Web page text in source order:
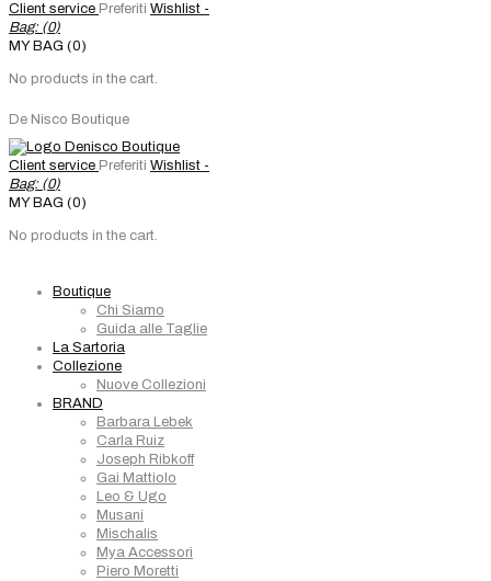
Client service Preferiti Wishlist -
Bag: (0)
MY BAG (0)
No products in the cart.
De Nisco Boutique
Client service Preferiti Wishlist -
Bag: (0)
MY BAG (0)
No products in the cart.
Boutique
Chi Siamo
Guida alle Taglie
La Sartoria
Collezione
Nuove Collezioni
BRAND
Barbara Lebek
Carla Ruiz
Joseph Ribkoff
Gai Mattiolo
Leo & Ugo
Musani
Mischalis
Mya Accessori
Piero Moretti